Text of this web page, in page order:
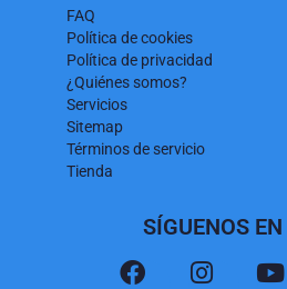
FAQ
Política de cookies
Política de privacidad
¿Quiénes somos?
Servicios
Sitemap
Términos de servicio
Tienda
SÍGUENOS EN